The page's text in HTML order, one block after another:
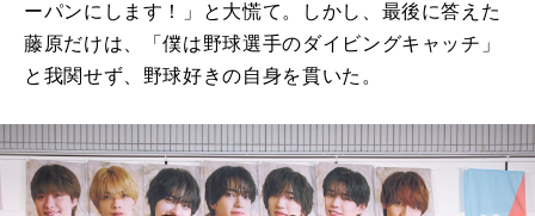
ーパンにします！」と大慌て。しかし、最後に答えた
藤原だけは、「僕は野球選手のダイビングキャッチ」
と我関せず、野球好きの自身を貫いた。